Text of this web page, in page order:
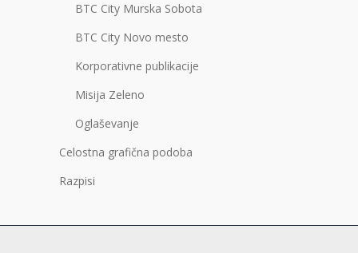
BTC City Murska Sobota
BTC City Novo mesto
Korporativne publikacije
Misija Zeleno
Oglaševanje
Celostna grafična podoba
Razpisi